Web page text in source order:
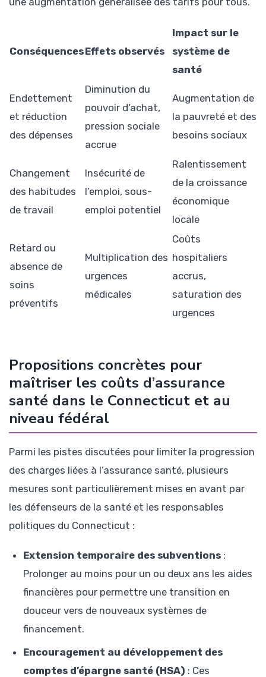
ConséquencesEffets observés
Impact sur le
système de
santé
Endettement
et réduction
des dépenses
Diminution du
pouvoir d’achat,
pression sociale
accrue
Augmentation de
la pauvreté et des
besoins sociaux
Changement
des habitudes
de travail
Insécurité de
l’emploi, sous-
emploi potentiel
Ralentissement
de la croissance
économique
locale
Retard ou
absence de
soins
préventifs
Multiplication des
urgences
médicales
Coûts
hospitaliers
accrus,
saturation des
urgences
Propositions concrètes pour
maîtriser les coûts d’assurance
santé dans le Connecticut et au
niveau fédéral
Parmi les pistes discutées pour limiter la progression
des charges liées à l’assurance santé, plusieurs
mesures sont particulièrement mises en avant par
les défenseurs de la santé et les responsables
politiques du Connecticut :
Extension temporaire des subventions :
Prolonger au moins pour un ou deux ans les aides
financières pour permettre une transition en
douceur vers de nouveaux systèmes de
financement.
Encouragement au développement des
comptes d’épargne santé (HSA) : Ces